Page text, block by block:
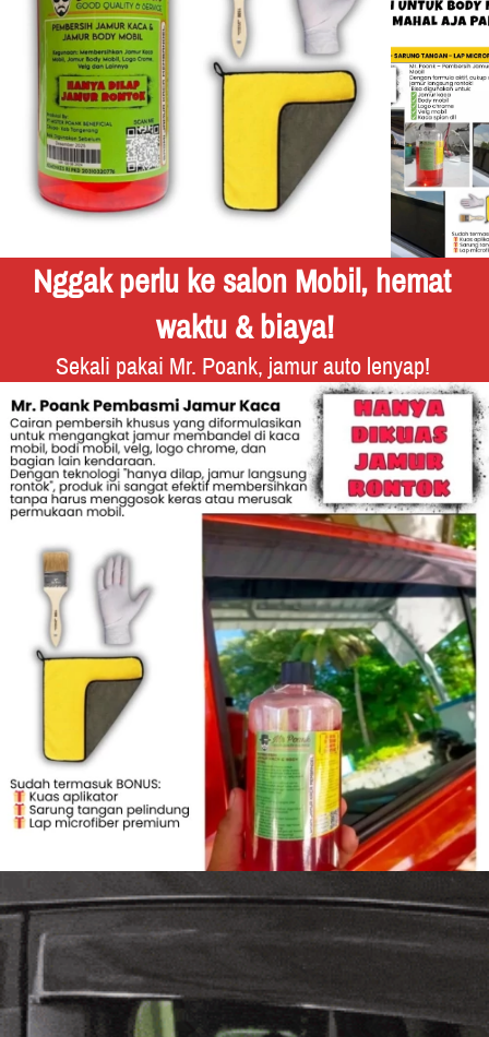
Nggak perlu ke salon Mobil, hemat
waktu & biaya!
Sekali pakai Mr. Poank, jamur auto lenyap!